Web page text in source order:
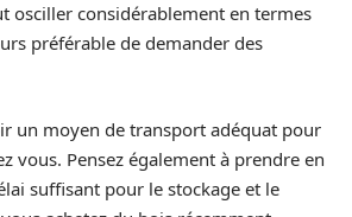
osciller considérablement en termes
préférable de demander des
un moyen de transport adéquat pour
vous. Pensez également à prendre en
suffisant pour le stockage et le